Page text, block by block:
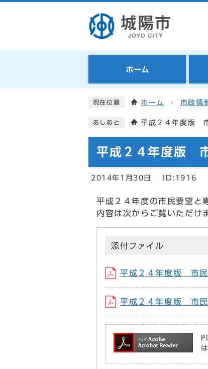
ホーム
現在位置 ホーム 市政情
あしあと 平成２４年度版
平成２４年度版
2014年1月30日 ID:1916
平成２４年度の市民要望と
内容は次からご覧いただけ
添付ファイル
平成２４年度版 市
平成２４年度版 市